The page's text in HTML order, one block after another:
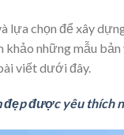
lựa chọn để xây
những mẫu
viết dưới đây.
đẹp được yêu thích